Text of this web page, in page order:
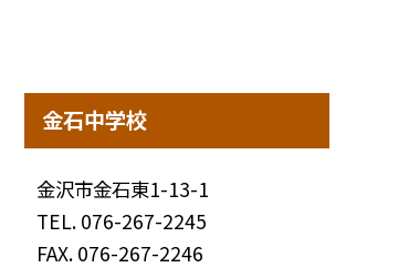
金石中学校
金沢市金石東1-13-1
TEL. 076-267-2245
FAX. 076-267-2246